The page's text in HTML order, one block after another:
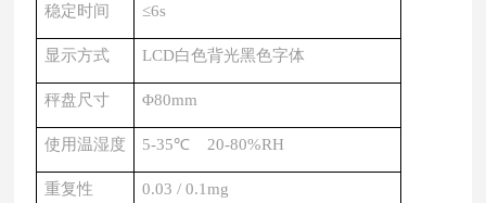
稳定时间 ≤6s
显示方式 LCD白色背光黑色字体
秤盘尺寸 Φ80mm
使用温湿度 5-35℃ 20-80%RH
重复性 0.03 / 0.1mg